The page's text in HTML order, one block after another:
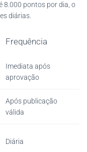
8.000 pontos por dia, o
diárias.
Frequência
Imediata após
aprovação
Após publicação
válida
Diária